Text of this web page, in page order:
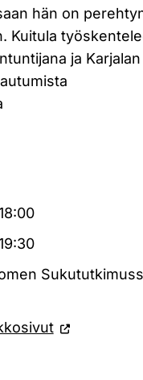
hän on
Kuitula
ja